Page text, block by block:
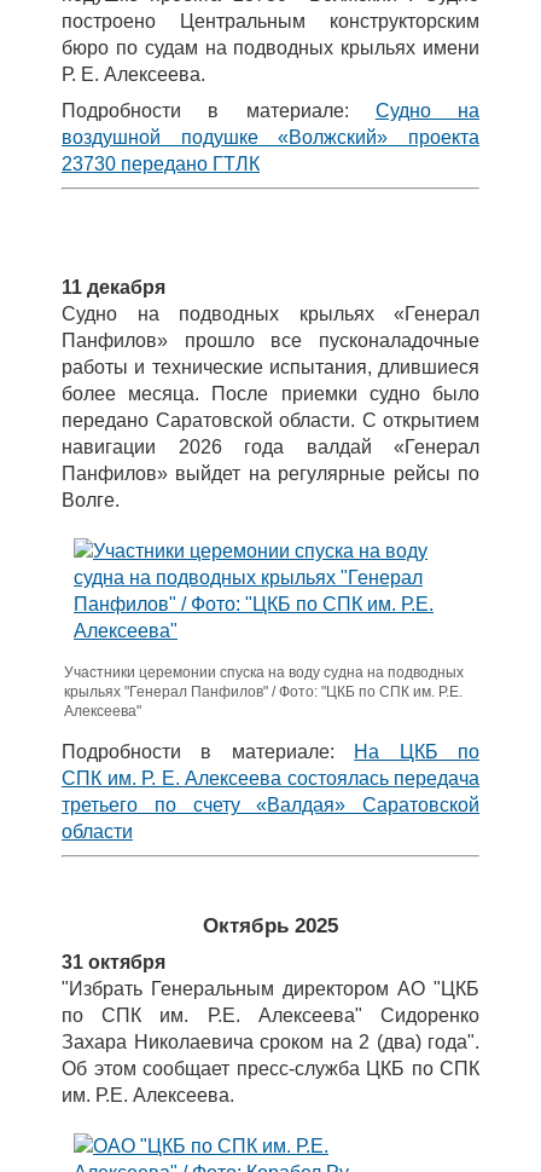
построено Центральным конструкторским
бюро по судам на подводных крыльях имени
Р. Е. Алексеева.
Подробности в материале: Судно на
воздушной подушке «Волжский» проекта
23730 передано ГТЛК
11 декабря
Судно на подводных крыльях «Генерал
Панфилов» прошло все пусконаладочные
работы и технические испытания, длившиеся
более месяца. После приемки судно было
передано Саратовской области. С открытием
навигации 2026 года валдай «Генерал
Панфилов» выйдет на регулярные рейсы по
Волге.
Участники церемонии спуска на воду судна на подводных
крыльях "Генерал Панфилов" / Фото: "ЦКБ по СПК им. Р.Е.
Алексеева"
Подробности в материале:
На ЦКБ по
СПК им. Р. Е. Алексеева состоялась передача
третьего по счету «Валдая» Саратовской
области
Октябрь 2025
31 октября
"Избрать Генеральным директором АО "ЦКБ
по СПК им. Р.Е. Алексеева" Сидоренко
Захара Николаевича сроком на 2 (два) года".
Об этом сообщает пресс-служба ЦКБ по СПК
им. Р.Е. Алексеева.